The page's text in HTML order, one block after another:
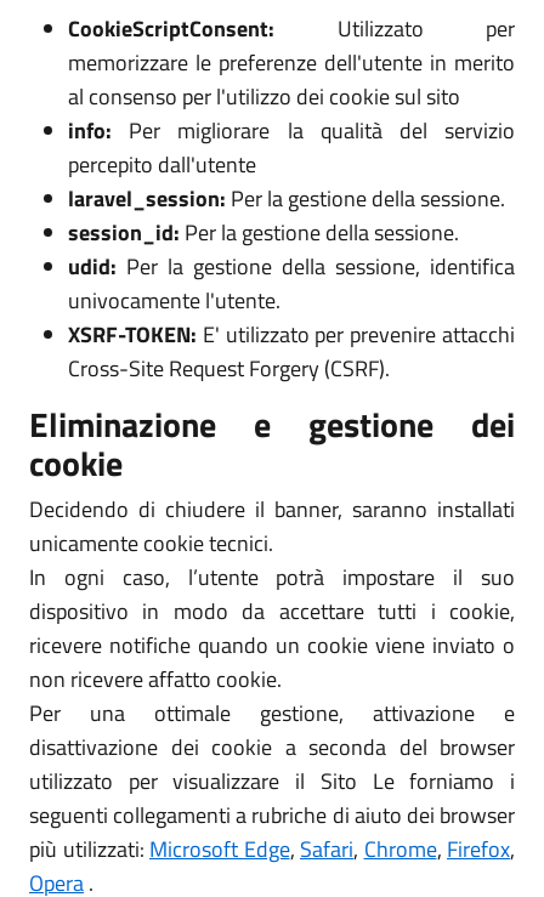
CookieScriptConsent: Utilizzato per
memorizzare le preferenze dell'utente in merito
al consenso per l'utilizzo dei cookie sul sito
info: Per migliorare la qualità del servizio
percepito dall'utente
laravel_session: Per la gestione della sessione.
session_id: Per la gestione della sessione.
udid: Per la gestione della sessione, identifica
univocamente l'utente.
XSRF-TOKEN: E' utilizzato per prevenire attacchi
Cross-Site Request Forgery (CSRF).
Eliminazione e gestione dei
cookie
Decidendo di chiudere il banner, saranno installati
unicamente cookie tecnici.
In ogni caso, l’utente potrà impostare il suo
dispositivo in modo da accettare tutti i cookie,
ricevere notifiche quando un cookie viene inviato o
non ricevere affatto cookie.
Per una ottimale gestione, attivazione e
disattivazione dei cookie a seconda del browser
utilizzato per visualizzare il Sito Le forniamo i
seguenti collegamenti a rubriche di aiuto dei browser
più utilizzati: Microsoft Edge, Safari, Chrome, Firefox,
Opera.